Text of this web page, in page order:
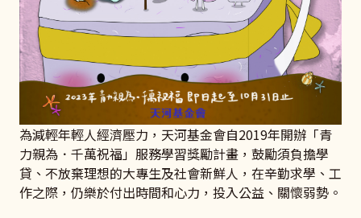
為減輕年輕人經濟壓力，天河基金會自2019年開辦「青
力親為．千萬祝福」服務學習獎勵計畫，鼓勵須負擔學
貸、不放棄理想的大專生及社會新鮮人，在辛勤求學、工
作之際，仍樂於付出時間和心力，投入公益、關懷弱勢。